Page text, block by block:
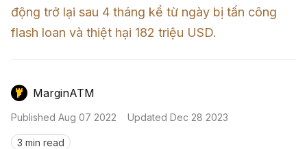
Sàn Giao Dịch
Mô Hình Biểu Đồ Giá
GameFi
Sign in
động trở lại sau 4 tháng kể từ ngày bị tấn công
flash loan và thiệt hại 182 triệu USD.
MarginATM
Published Aug 07 2022 Updated Dec 28 2023
3 min read